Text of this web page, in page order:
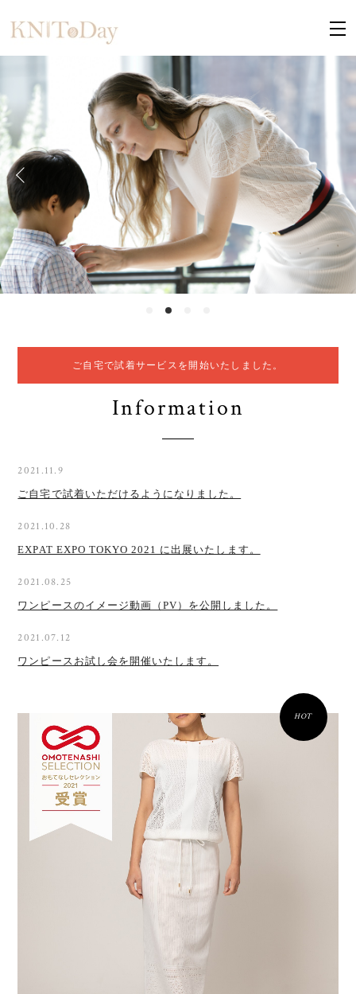
ご自宅で試着サービスを開始いたしました。
Information
2021.11.9
ご自宅で試着いただけるようになりました。
2021.10.28
EXPAT EXPO TOKYO 2021 に出展いたします。
2021.08.25
ワンピースのイメージ動画（PV）を公開しました。
2021.07.12
ワンピースお試し会を開催いたします。
HOT